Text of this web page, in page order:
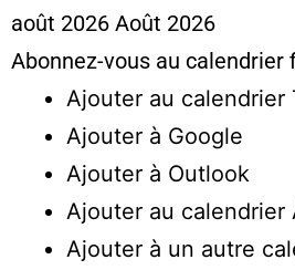
août 2026 Août 2026
Abonnez-vous au calendrier
Ajouter au calendrier
Ajouter à Google
Ajouter à Outlook
Ajouter au calendrier
Ajouter à un autre